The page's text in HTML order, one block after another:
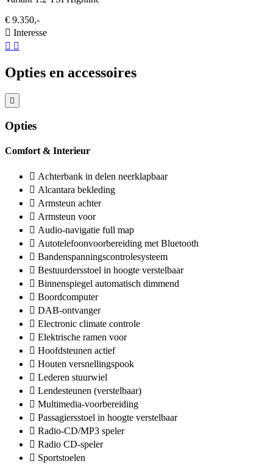
€ 9.350,-
Interesse
Opties en accessoires
Opties
Comfort & Interieur
Achterbank in delen neerklapbaar
Alcantara bekleding
Armsteun achter
Armsteun voor
Audio-navigatie full map
Autotelefoonvoorbereiding met Bluetooth
Bandenspanningscontrolesysteem
Bestuurdersstoel in hoogte verstelbaar
Binnenspiegel automatisch dimmend
Boordcomputer
DAB-ontvanger
Electronic climate controle
Elektrische ramen voor
Hoofdsteunen actief
Houten versnellingspook
Lederen stuurwiel
Lendesteunen (verstelbaar)
Multimedia-voorbereiding
Passagiersstoel in hoogte verstelbaar
Radio-CD/MP3 speler
Radio CD-speler
Sportstoelen